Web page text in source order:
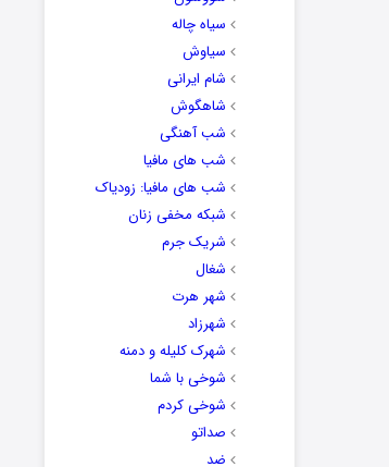
سیاه چاله
سیاوش
شام ایرانی
شاهگوش
شب آهنگی
شب های مافیا
شب های مافیا: زودیاک
شبکه مخفی زنان
شریک جرم
شغال
شهر هرت
شهرزاد
شهرک کلیله و دمنه
شوخی با شما
شوخی کردم
صداتو
ضد